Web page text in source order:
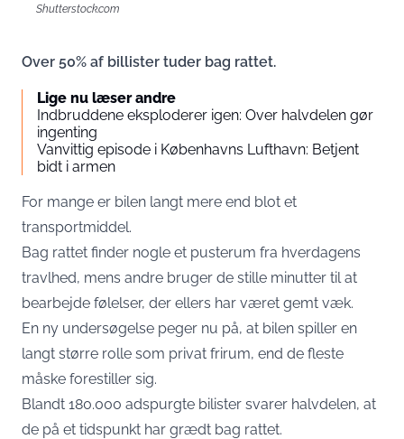
Shutterstock.com
Over 50% af billister tuder bag rattet.
Lige nu læser andre
Indbruddene eksploderer igen: Over halvdelen gør
ingenting
Vanvittig episode i Københavns Lufthavn: Betjent
bidt i armen
For mange er bilen langt mere end blot et
transportmiddel.
Bag rattet finder nogle et pusterum fra hverdagens
travlhed, mens andre bruger de stille minutter til at
bearbejde følelser, der ellers har været gemt væk.
En ny undersøgelse peger nu på, at bilen spiller en
langt større rolle som privat frirum, end de fleste
måske forestiller sig.
Blandt 180.000 adspurgte bilister svarer halvdelen, at
de på et tidspunkt har grædt bag rattet.